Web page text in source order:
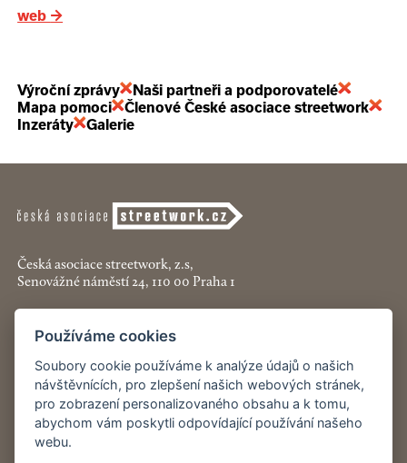
web →
Výroční zprávy
Naši partneři a podporovatelé
Mapa pomoci
Členové České asociace streetwork
Inzeráty
Galerie
Česká asociace streetwork, z.s,
Senovážné náměstí 24, 110 00 Praha 1
+420 774 913 777
asociace@streetwork.cz
Nastavení cookies
Restartshop.cz
Používáme cookies
Soubory cookie používáme k analýze údajů o našich
návštěvnících, pro zlepšení našich webových stránek,
pro zobrazení personalizovaného obsahu a k tomu,
abychom vám poskytli odpovídající používání našeho
webu.